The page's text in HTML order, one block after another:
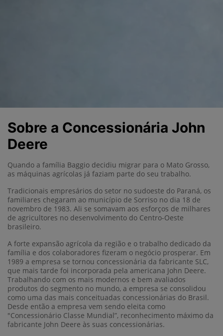
Sobre a Concessionária John
Deere
Quando a família Baggio decidiu migrar para o Mato Grosso,
as máquinas agrícolas já faziam parte do seu trabalho.
Tradicionais empresários do setor no sudoeste do Paraná, os
familiares chegaram ao município de Sorriso no dia 18 de
novembro de 1983. Ali se somavam aos esforços de milhares
de agricultores no desenvolvimento do Centro-Oeste
brasileiro.
A forte expansão agrícola da região e o trabalho dedicado da
família e dos colaboradores fizeram o negócio prosperar. Em
1989 a empresa se tornou concessionária da fabricante SLC,
que mais tarde foi incorporada pela americana John Deere.
Trabalhando com os mais modernos e bem avaliados
produtos do segmento no mundo, a empresa se consolidou
como uma das mais conceituadas concessionárias do Brasil.
Desde então a empresa vem sendo eleita como
"Concessionário Classe Mundial”, reconhecimento máximo da
fabricante John Deere às suas concessionárias.